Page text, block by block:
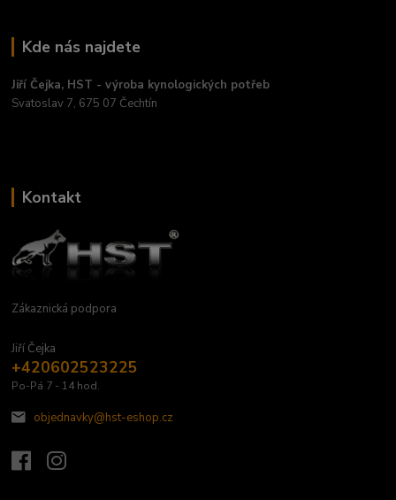
Kde nás najdete
Jiří Čejka, HST - výroba kynologických potřeb
Svatoslav 7, 675 07 Čechtín
Kontakt
Zákaznická podpora
Jiří Čejka
+420602523225
Po-Pá 7 - 14 hod.
objednavky@hst-eshop.cz